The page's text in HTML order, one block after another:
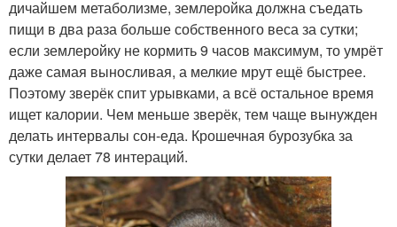
дичайшем метаболизме, землеройка должна съедать
пищи в два раза больше собственного веса за сутки;
если землеройку не кормить 9 часов максимум, то умрёт
даже самая выносливая, а мелкие мрут ещё быстрее.
Поэтому зверёк спит урывками, а всё остальное время
ищет калории. Чем меньше зверёк, тем чаще вынужден
делать интервалы сон-еда. Крошечная бурозубка за
сутки делает 78 интераций.